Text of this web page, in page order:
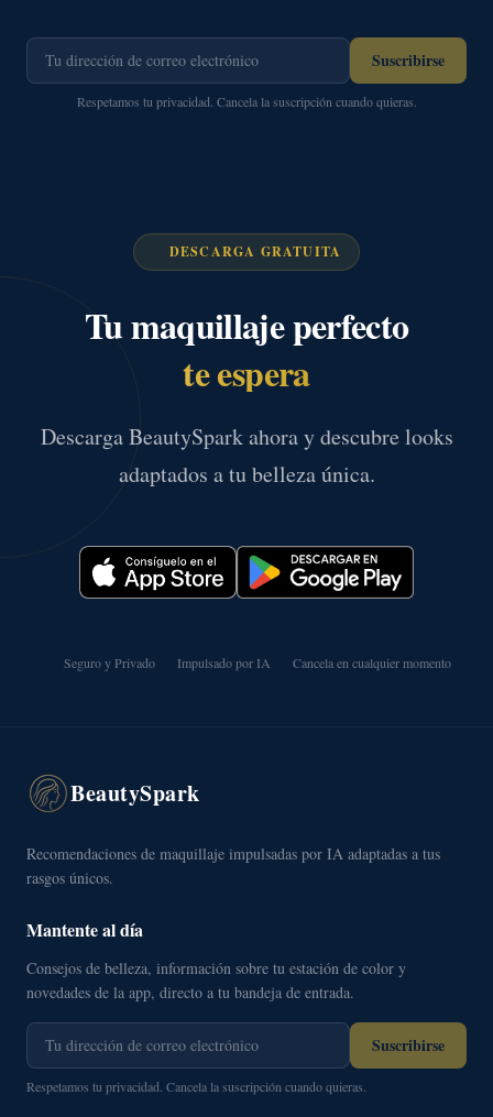
Suscribirse
Respetamos tu privacidad. Cancela la suscripción cuando quieras.
DESCARGA GRATUITA
Tu maquillaje perfecto
te espera
Descarga BeautySpark ahora y descubre looks
adaptados a tu belleza única.
Seguro y Privado Impulsado por IA Cancela en cualquier momento
BeautySpark
Recomendaciones de maquillaje impulsadas por IA adaptadas a tus
rasgos únicos.
Mantente al día
Consejos de belleza, información sobre tu estación de color y
novedades de la app, directo a tu bandeja de entrada.
Suscribirse
Respetamos tu privacidad. Cancela la suscripción cuando quieras.